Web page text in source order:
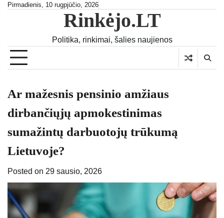
SkipPirmadienis, 10 rugpjūčio, 2026
Rinkėjo.LT
Politika, rinkimai, šalies naujienos
Ar mažesnis pensinio amžiaus
dirbančiųjų apmokestinimas
sumažintų darbuotojų trūkumą
Lietuvoje?
Posted on 29 sausio, 2026